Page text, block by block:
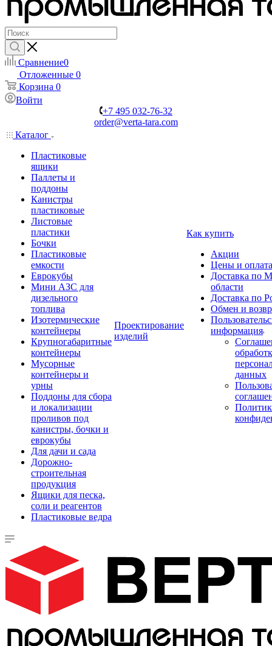
Сравнение0
Отложенные 0
Корзина 0
Войти
+7 495 032-76-32
order@verta-tara.com
Каталог
Пластиковые
ящики
Паллеты и
поддоны
Канистры
пластиковые
Листовые
пластики
Бочки
Пластиковые
емкости
Еврокубы
Мини АЗС для
дизельного
топлива
Изотермические
контейнеры
Крупногабаритные
контейнеры
Мусорные
контейнеры и
урны
Поддоны для сбора
и локализации
проливов под
канистры, бочки и
еврокубы
Для дачи и сада
Дорожно-
строительная
продукция
Ящики для песка,
соли и реагентов
Пластиковые ведра
Проектирование
изделий
Как купить
Акции
Цены и оплата
Доставка по
области
Доставка по
Обмен и
информация
данных